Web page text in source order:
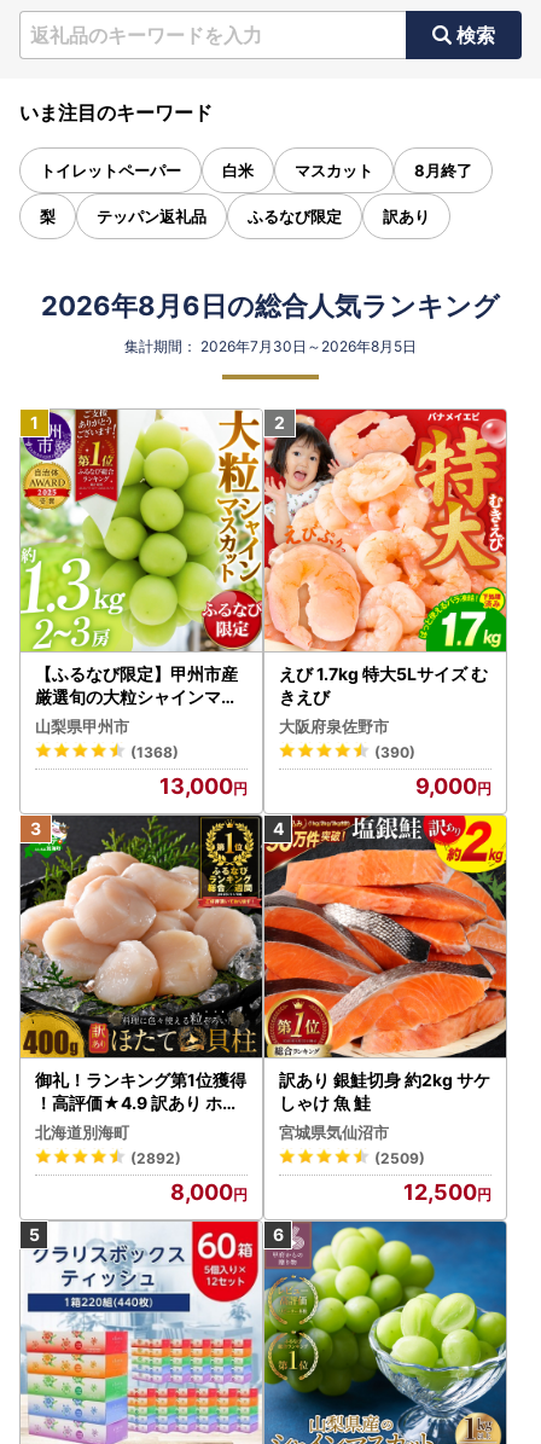
検索
いま注目のキーワード
トイレットペーパー 白米 マスカット 8月終了
梨 テッパン返礼品 ふるなび限定 訳あり
2026年8月6日の総合人気ランキング
集計期間： 2026年7月30日～2026年8月5日
【ふるなび限定】甲州市産
厳選旬の大粒シャインマス
カット 約1.3kg 2～3房【2
026年発送】（MG）B12-
472 FN-Limited-VO シャ
インマスカット フルーツ
山梨県甲州市
(1368)
13,000
えび 1.7kg 特大5Lサイズ む
きえび
大阪府泉佐野市
(390)
9,000
御礼！ランキング第1位獲得
！高評価★4.9 訳あり ホタ
テ 400g（ほたて 帆立 貝柱
冷凍 ）
北海道別海町
(2892)
8,000
訳あり 銀鮭切身 約2kg サケ
しゃけ 魚 鮭
宮城県気仙沼市
(2509)
12,500